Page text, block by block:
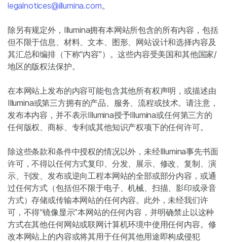
legalnotices@illumina.com。
除另有规定外，Illumina拥有本网站所包含的所有内容，包括
但不限于信息、材料、文本、图形、网站设计和选择内容及
其汇总和编排（下称“内容”）。这些内容受美国和其他国家/
地区的版权法保护。
在本网站上发布的内容可能包含其他所有权声明，或描述由
Illumina或第三方拥有的产品、服务、流程或技术。请注意，
发布本内容，并不表示Illumina授予Illumina或任何第三方的
任何版权、商标、专利或其他知识产权项下的任何许可。
除这些条款和条件中授权的情况以外，未经Illumina事先书面
许可，不得以任何方式复印、分发、展示、修改、复制、演
示、刊发、发布或逆向工程本网站的全部或部分内容，或通
过任何方式（包括但不限于电子、机械、扫描、影印或录音
方式）存储或传输本网站的任何内容。此外，未经我们许
可，不得“镜像显示”本网站的任何内容，并明确禁止以这种
方式在其他任何网站或联网计算机环境中使用任何内容。修
改本网站上的内容或将其用于任何其他用途即构成侵犯